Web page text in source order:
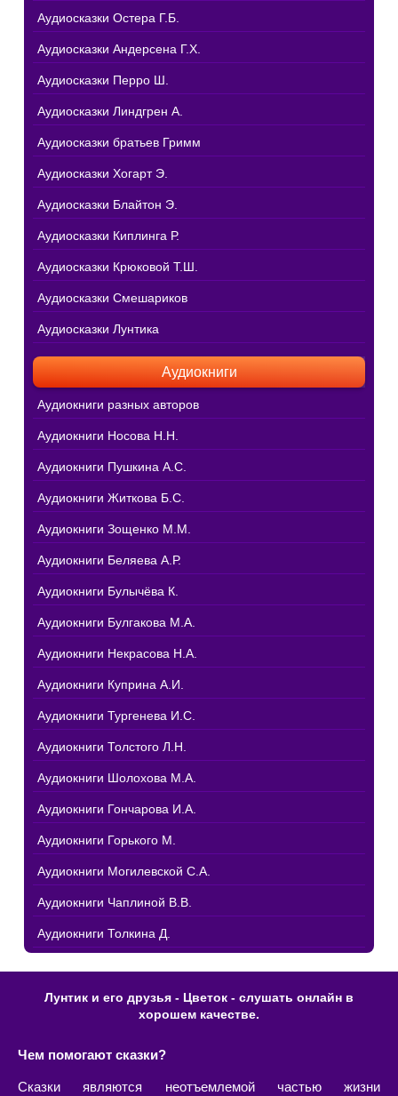
Аудиосказки Остера Г.Б.
Аудиосказки Андерсена Г.Х.
Аудиосказки Перро Ш.
Аудиосказки Линдгрен А.
Аудиосказки братьев Гримм
Аудиосказки Хогарт Э.
Аудиосказки Блайтон Э.
Аудиосказки Киплинга Р.
Аудиосказки Крюковой Т.Ш.
Аудиосказки Смешариков
Аудиосказки Лунтика
Аудиокниги
Аудиокниги разных авторов
Аудиокниги Носова Н.Н.
Аудиокниги Пушкина А.С.
Аудиокниги Житкова Б.С.
Аудиокниги Зощенко М.М.
Аудиокниги Беляева А.Р.
Аудиокниги Булычёва К.
Аудиокниги Булгакова М.А.
Аудиокниги Некрасова Н.А.
Аудиокниги Куприна А.И.
Аудиокниги Тургенева И.С.
Аудиокниги Толстого Л.Н.
Аудиокниги Шолохова М.А.
Аудиокниги Гончарова И.А.
Аудиокниги Горького М.
Аудиокниги Могилевской С.А.
Аудиокниги Чаплиной В.В.
Аудиокниги Толкина Д.
Лунтик и его друзья - Цветок - слушать онлайн в
хорошем качестве.
Чем помогают сказки?
Сказки являются неотъемлемой частью жизни